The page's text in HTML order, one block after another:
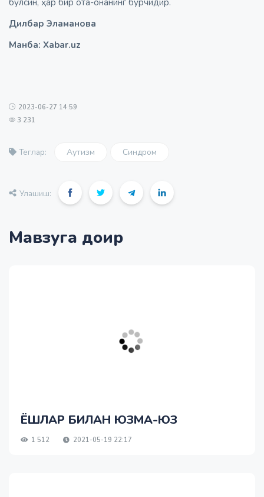
Дилбар Эламанова
Манба: Xabar.uz
2023-06-27 14:59
3 231
Теглар: Аутизм Синдром
Улашиш:
Мавзуга доир
ЁШЛАР БИЛАН ЮЗМА-ЮЗ
1 512 2021-05-19 22:17